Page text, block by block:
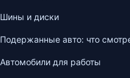
Шины и диски
Подержанные авто: что
Автомобили для работы